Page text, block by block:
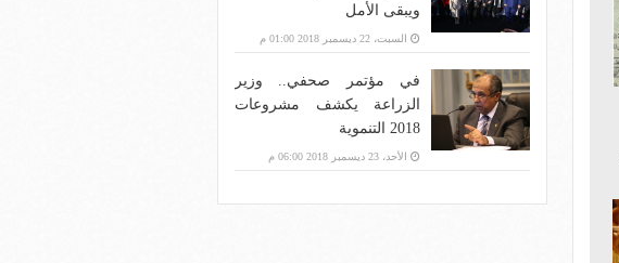
ويبقى الأمل
السبت، 22 ديسمبر 2018 01:00 م
في مؤتمر صحفي.. وزير
الزراعة يكشف مشروعات
2018 التنموية
الأحد، 23 ديسمبر 2018 06:00 م